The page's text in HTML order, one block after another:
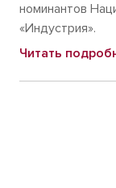
номинантов
«Индустрия».
Читать